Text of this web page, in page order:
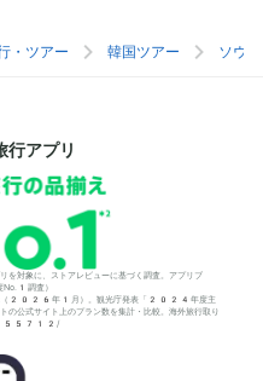
・ツアー 韓国ツアー ソウ
行アプリ
対象に、ストアレビューに基づく調査。アプリブ
調査）
調べ（2026年1月）。観光庁発表「2024年度主
公式サイト上のプラン数を集計・比較。海外旅行取り
155712/